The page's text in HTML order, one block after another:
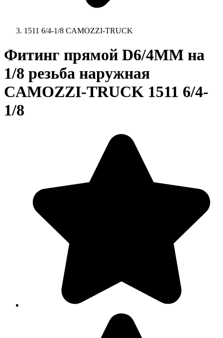
1511 6/4-1/8 CAMOZZI-TRUCK
Фитинг прямой D6/4MM на
1/8 резьба наружная
CAMOZZI-TRUCK 1511 6/4-
1/8